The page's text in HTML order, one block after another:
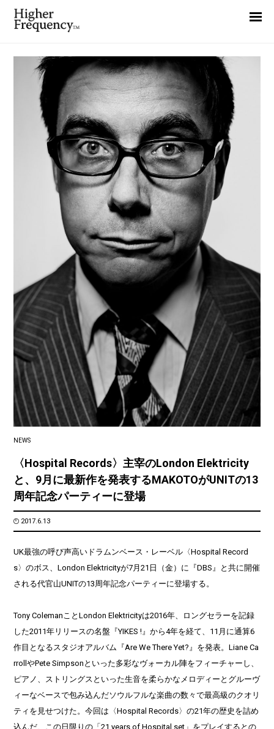
NEWS
〈Hospital Records〉主宰のLondon Elektricity
と、9月に最新作を発表するMAKOTOがUNITの13
周年記念パーティーに登場
2017.6.13
UK最強の呼び声高いドラムンベース・レーベル〈Hospital Record
s〉のボス、London Elektricityが7月21日（金）に『DBS』と共に開催
される代官山UNITの13周年記念パーティーに登場する。
Tony ColemanことLondon Elektricityは2016年、ロングセラーを記録
した2011年リリースの名盤『YIKES !』から4年を経て、11月に通算6
作目となるスタジオアルバム『Are We There Yet?』を発表。Liane Ca
rrollやPete Simpsonといった多彩なヴォーカル陣をフィーチャーし、
ピアノ、ストリングスといった生音を柔らかなメロディーとグルーヴ
ィーなベースで包み込んだソウルフルな楽曲の数々で最高級のクオリ
ティを見せつけた。今回は〈Hospital Records〉の21年の歴史を詰め
込んだ、この日限りの「21 years of Hospital set」をプレイするとの
Interview
Highlight
Report